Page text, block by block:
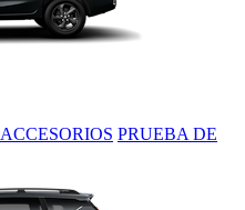
ACCESORIOS PRUEBA DE